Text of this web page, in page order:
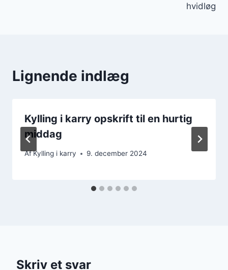
hvidløg
Lignende indlæg
Kylling i karry opskrift til en hurtig
middag
AfKylling i karry 9. december 2024
Skriv et svar